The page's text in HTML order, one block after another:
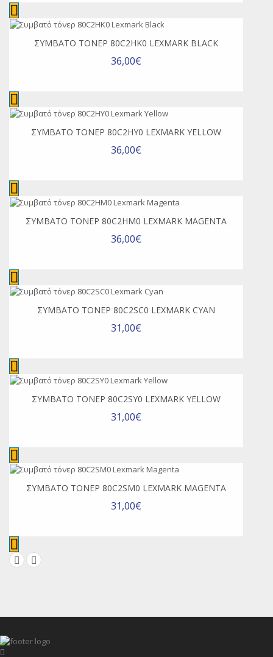
ΣΥΜΒΑΤΌ ΤΌΝΕΡ 80C2HK0 LEXMARK BLACK
36,00€
ΣΥΜΒΑΤΌ ΤΌΝΕΡ 80C2HY0 LEXMARK YELLOW
36,00€
ΣΥΜΒΑΤΌ ΤΌΝΕΡ 80C2HM0 LEXMARK MAGENTA
36,00€
ΣΥΜΒΑΤΌ ΤΌΝΕΡ 80C2SC0 LEXMARK CYAN
31,00€
ΣΥΜΒΑΤΌ ΤΌΝΕΡ 80C2SY0 LEXMARK YELLOW
31,00€
ΣΥΜΒΑΤΌ ΤΌΝΕΡ 80C2SM0 LEXMARK MAGENTA
31,00€